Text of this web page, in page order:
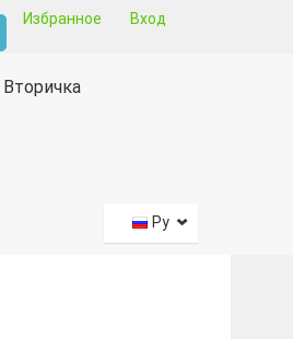
Избранное Вход
Вторичка
Ру